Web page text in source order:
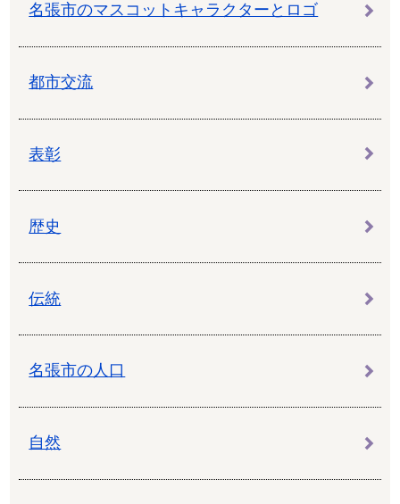
名張市のマスコットキャラクターとロゴ
都市交流
表彰
歴史
伝統
名張市の人口
自然